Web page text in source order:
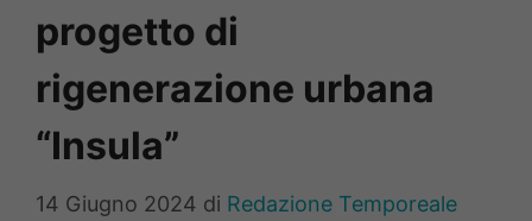
progetto di
rigenerazione urbana
“Insula”
14 Giugno 2024 di Redazione Temporeale